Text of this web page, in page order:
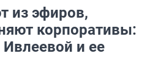
из эфиров,
корпоративы:
Ивлеевой и ее